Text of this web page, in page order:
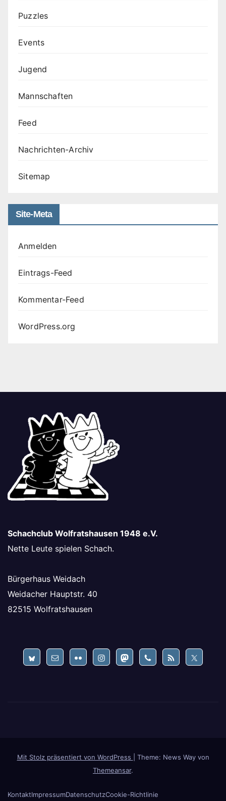
Puzzles
Events
Jugend
Mannschaften
Feed
Nachrichten-Archiv
Sitemap
Site-Meta
Anmelden
Eintrags-Feed
Kommentar-Feed
WordPress.org
Schachclub Wolfratshausen 1948 e.V.
Nette Leute spielen Schach.
Bürgerhaus Weidach
Weidacher Hauptstr. 40
82515 Wolfratshausen
Mit Stolz präsentiert von WordPress
Theme: News Way von
Themeansar.
KontaktImpressumDatenschutzCookie-Richtlinie